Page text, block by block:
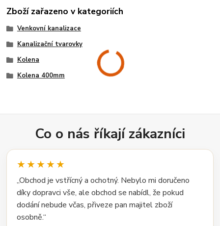
Zboží zařazeno v kategoriích
Venkovní kanalizace
Kanalizační tvarovky
Kolena
Kolena 400mm
Co o nás říkají zákazníci
★★★★★
„Obchod je vstřícný a ochotný. Nebylo mi doručeno
díky dopravci vše, ale obchod se nabídl, že pokud
dodání nebude včas, přiveze pan majitel zboží
osobně.“